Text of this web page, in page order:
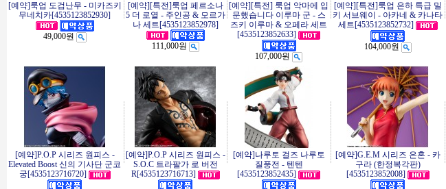
[예약]룩업 도검난무 - 미카즈키
무네치카[4535123852930]
49,000원
[예약][특전]룩업 페르소나
5 더 로열 - 주인공 & 모르가
나 세트[4535123852978]
111,000원
[예약][특전] 룩업 악마에 입
문했습니다 이루마 군 - 스
즈키 이루마 & 오페라 세트
[4535123852633]
107,000원
[예약][특전]룩업 은하 특급 밀
키 서브웨이 - 아카네 & 카나타
세트[4535123852732]
104,000원
[예약]P.O.P 시리즈 원피스 -
Elevated Boost 신의 기사단 군코
궁[4535123716720]
[예약]P.O.P 시리즈 원피스 -
S.O.C 트라팔가 로 버전
R[4535123716713]
[예약]나루토 걸즈 나루토
질풍전 - 텐텐
[4535123852435]
[예약]G.E.M 시리즈 은혼 - 카
구라 (한정복각판)
[4535123852008]